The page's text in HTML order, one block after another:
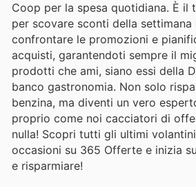
Coop per la spesa quotidiana. È il
per scovare sconti della settimana
confrontare le promozioni e
acquisti, garantendoti sempre il
prodotti che ami, siano essi della
banco gastronomia. Non solo
benzina, ma diventi un vero
proprio come noi cacciatori di
nulla! Scopri tutti gli ultimi
occasioni su 365 Offerte e inizia
e risparmiare!